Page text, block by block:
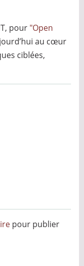
pour "Open
au cœur
ciblées,
pour publier